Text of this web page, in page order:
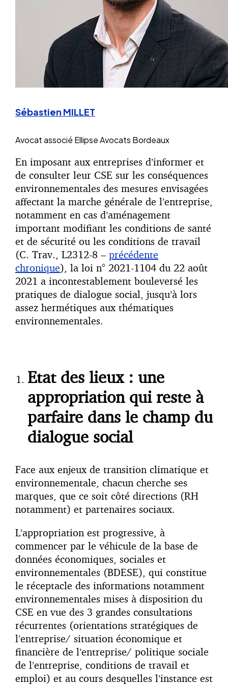
Sébastien MILLET
Avocat associé Ellipse Avocats Bordeaux
En imposant aux entreprises d’informer et
de consulter leur CSE sur les conséquences
environnementales des mesures envisagées
affectant la marche générale de l’entreprise,
notamment en cas d’aménagement
important modifiant les conditions de santé
et de sécurité ou les conditions de travail
(C. Trav., L2312-8 – précédente
chronique), la loi n° 2021-1104 du 22 août
2021 a incontestablement bouleversé les
pratiques de dialogue social, jusqu’à lors
assez hermétiques aux thématiques
environnementales.
Etat des lieux : une
appropriation qui reste à
parfaire dans le champ du
dialogue social
Face aux enjeux de transition climatique et
environnementale, chacun cherche ses
marques, que ce soit côté directions (RH
notamment) et partenaires sociaux.
L’appropriation est progressive, à
commencer par le véhicule de la base de
données économiques, sociales et
environnementales (BDESE), qui constitue
le réceptacle des informations notamment
environnementales mises à disposition du
CSE en vue des 3 grandes consultations
récurrentes (orientations stratégiques de
l’entreprise/ situation économique et
financière de l’entreprise/ politique sociale
de l’entreprise, conditions de travail et
emploi) et au cours desquelles l’instance est